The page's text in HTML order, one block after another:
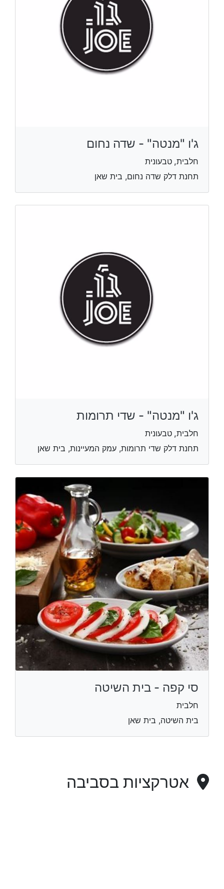
ג'ו "מנטה" - שדה נחום
חלבית, טבעונית
תחנת דלק שדה נחום, בית שאן
ג'ו "מנטה" - שדי תרומות
חלבית, טבעונית
תחנת דלק שדי תרומות, עמק המעיינות, בית שאן
סי קפה - בית השיטה
חלבית
בית השיטה, בית שאן
אטרקציות בסביבה